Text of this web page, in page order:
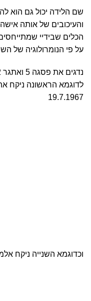
שם הלידה יכול גם הוא
והעיכובים של אותה
הכלים שבידיי
על פי הנומרולוגיה של
נדגים את פסגה 5 ואתגר 2 במפות נומרולוגיות של נשים :
לדוגמא הראשונה ניקח
19.7.1967
וכדוגמא השנייה ניקח